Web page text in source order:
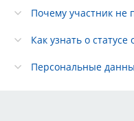
Почему участник не
Как узнать о статусе
Персональные